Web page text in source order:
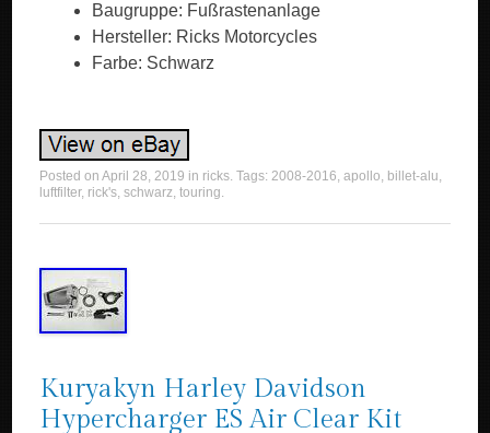
Baugruppe: Fußrastenanlage
Hersteller: Ricks Motorcycles
Farbe: Schwarz
Posted onApril 28, 2019 in ricks. Tags:2008-2016,apollo, billet-alu,
luftfilter, rick's,schwarz,touring.
Kuryakyn Harley Davidson
Hypercharger ES Air Clear Kit